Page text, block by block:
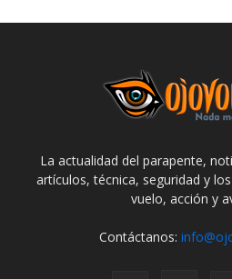
La actualidad del parapente,
artículos, técnica, seguridad y
vuelo, acción y
Contáctanos: